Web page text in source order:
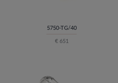
5750-TG/40
€ 651